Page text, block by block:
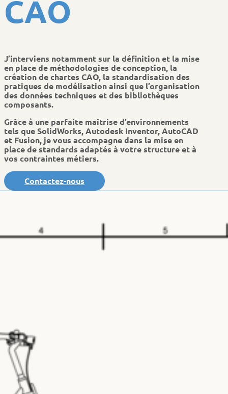
CAO
J’interviens notamment sur la définition et la mise
en place de méthodologies de conception, la
création de chartes CAO, la standardisation des
pratiques de modélisation ainsi que l’organisation
des données techniques et des bibliothèques
composants.
Grâce à une parfaite maîtrise d’environnements
tels que SolidWorks, Autodesk Inventor, AutoCAD
et Fusion, je vous accompagne dans la mise en
place de standards adaptés à votre structure et à
vos contraintes métiers.
Contactez-nous